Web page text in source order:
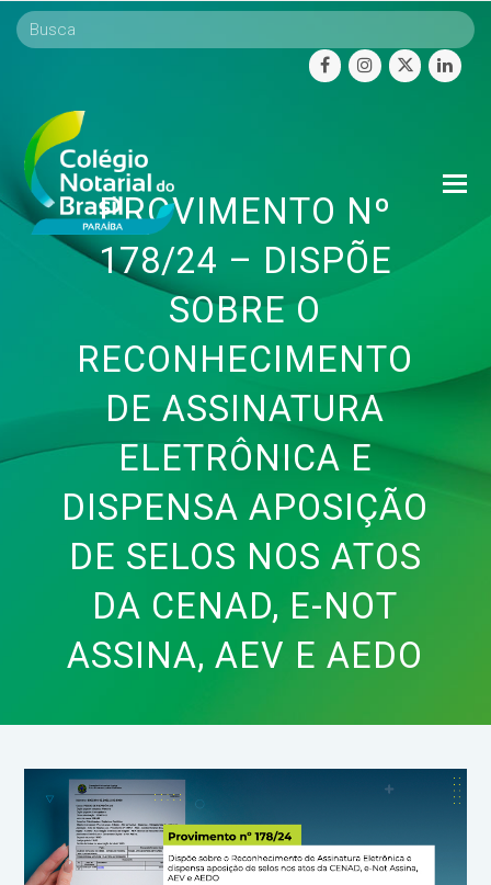
facebookinstagram
twitter
PROVIMENTO Nº
178/24 – DISPÕE
SOBRE O
RECONHECIMENTO
DE ASSINATURA
ELETRÔNICA E
DISPENSA APOSIÇÃO
DE SELOS NOS ATOS
DA CENAD, E-NOT
ASSINA, AEV E AEDO